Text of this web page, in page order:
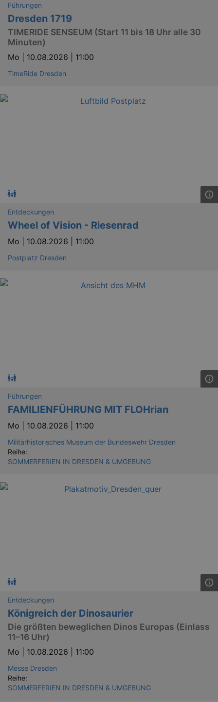
Führungen
Dresden 1719
TIMERIDE SENSEUM (Start 11 bis 18 Uhr alle 30
Minuten)
Mo | 10.08.2026 | 11:00
TimeRide Dresden
Entdeckungen
Wheel of Vision - Riesenrad
Mo | 10.08.2026 | 11:00
Postplatz Dresden
Führungen
FAMILIENFÜHRUNG MIT FLOHrian
Mo | 10.08.2026 | 11:00
Militärhistorisches Museum der Bundeswehr Dresden
Reihe:
SOMMERFERIEN IN DRESDEN & UMGEBUNG
Entdeckungen
Königreich der Dinosaurier
Die größten beweglichen Dinos Europas (Einlass
11–16 Uhr)
Mo | 10.08.2026 | 11:00
Messe Dresden
Reihe:
SOMMERFERIEN IN DRESDEN & UMGEBUNG